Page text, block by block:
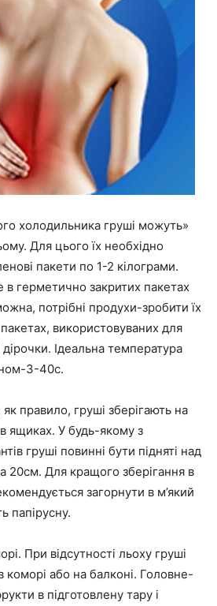
холодильника груші можуть»
Для цього їх необхідно
пакети по 1-2 кілограми.
в герметично закритих пакетах
потрібні продухи-зробити їх
використовуваних для
дірочки. Ідеальна температура
3-40с.
правило, груші зберігають на
ящиках. У будь-якому з
груші повинні бути підняті над
20см. Для кращого зберігання в
загорнути в м’який
папірусну.
При відсутності льоху груші
коморі або на балконі. Головне-
в підготовлену тару і